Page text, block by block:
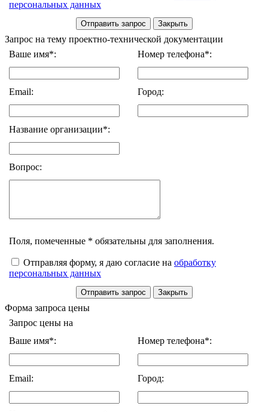
персональных данных
Запрос на тему проектно-технической документации
Ваше имя*:
Номер телефона*:
Email: Город:
Название организации*:
Вопрос:
Поля, помеченные * обязательны для заполнения.
Отправляя форму, я даю согласие на обработку
персональных данных
Форма запроса цены
Запрос цены на
Ваше имя*:
Номер телефона*:
Email: Город: